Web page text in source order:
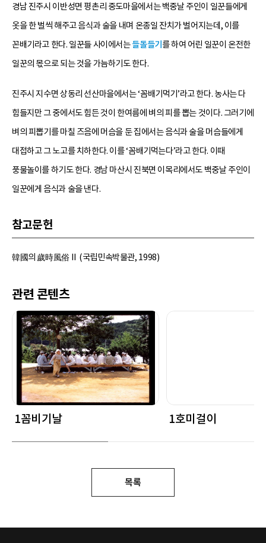
경남 진주시 이반성면 평촌리 중도마을에서는 백중날 주인이 일꾼들에게
옷을 한 벌씩 해주고 음식과 술을 내며 온종일 잔치가 벌어지는데, 이를
꼰배기라고 한다. 일꾼들 사이에서는들돌들기 를 하여 어린 일꾼이 온전한
일꾼의 몫으로 되는 것을 가늠하기도 한다.
진주시 지수면 상동리 선산마을에서는 ‘꼼배기먹기’라고 한다. 농사는 다
힘들지만 그 중에서도 힘든 것이 한여름에 벼의 피를 뽑는 것이다. 그러기에
벼의 피뽑기를 마칠 즈음에 머슴을 둔 집에서는 음식과 술을 머슴들에게
대접하고 그 노고를 치하한다. 이를 ‘꼼배기먹는다’라고 한다. 이때
풍물놀이를 하기도 한다. 경남 마산시 진북면 이목리에서도 백중날 주인이
일꾼에게 음식과 술을 낸다.
참고문헌
韓國의 歲時風俗Ⅱ (국립민속박물관, 1998)
관련 콘텐츠
1꼼비기날 1호미걸이
목록